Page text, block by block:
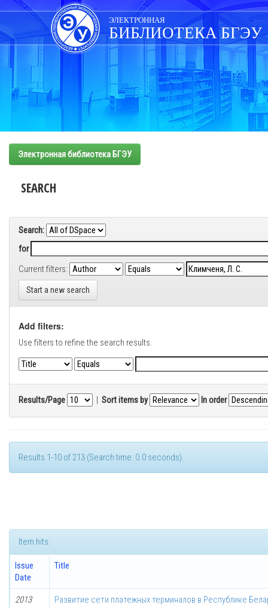
Skip
navigation
ЭЛЕКТРОННАЯ
БИБЛИОТЕКА БГЭУ
Электронная библиотека БГЭУ
SEARCH
Search:
for
Current filters:
Start a new search
Add filters:
Use filters to refine the search results.
Results/Page | Sort items by In order
Results 1-10 of 213 (Search time: 0.0 seconds).
Item hits:
Issue
Date
Title
2013 Развитие сети платежных терминалов в Республике